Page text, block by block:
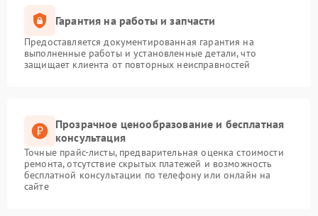
Гарантия на работы и запчасти
Предоставляется документированная гарантия на
выполненные работы и установленные детали, что
защищает клиента от повторных неисправностей
Прозрачное ценообразование и бесплатная
консультация
Точные прайс-листы, предварительная оценка стоимости
ремонта, отсутствие скрытых платежей и возможность
бесплатной консультации по телефону или онлайн на
сайте